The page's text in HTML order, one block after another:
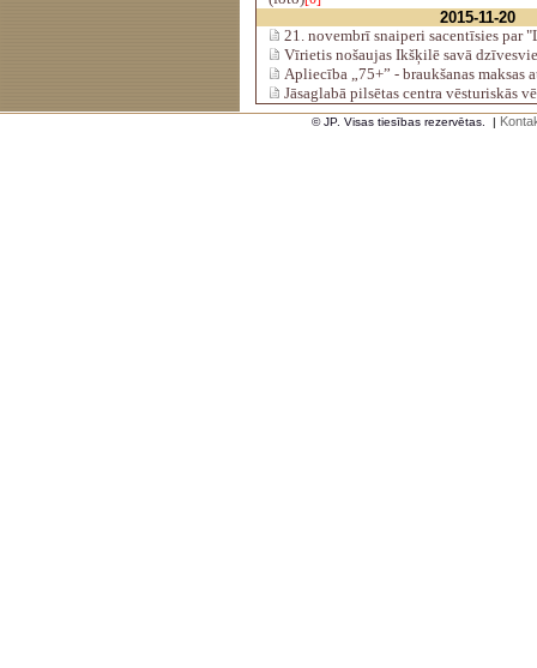
2015-11-20
21. novembrī snaiperi sacentīsies par
Vīrietis nošaujas Ikšķilē savā
Apliecība „75+” - braukšanas maksas
Jāsaglabā pilsētas centra vēsturiskās
© JP. Visas tiesības rezervētas. |